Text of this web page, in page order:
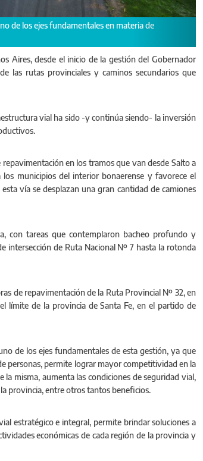
Aires, desde el inicio de la gestión del Gobernador
las rutas provinciales y caminos secundarios que
vial ha sido -y continúa siendo- la inversión
en los tramos que van desde Salto a
los municipios del interior bonaerense y favorece el
vía se desplazan una gran cantidad de camiones
con tareas que contemplaron bacheo profundo y
intersección de Ruta Nacional Nº 7 hasta la rotonda
de repavimentación de la Ruta Provincial Nº 32, en
límite de la provincia de Santa Fe, en el partido de
de los ejes fundamentales de esta gestión, ya que
personas, permite lograr mayor competitividad en la
misma, aumenta las condiciones de seguridad vial,
provincia, entre otros tantos beneficios.
estratégico e integral, permite brindar soluciones a
económicas de cada región de la provincia y